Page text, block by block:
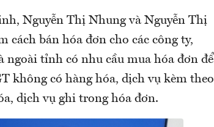
Nguyễn Thị Nhung và Nguyễn Thị
cách bán hóa đơn cho các công ty,
ngoài tỉnh có nhu cầu mua hóa đơn để
không có hàng hóa, dịch vụ kèm theo
dịch vụ ghi trong hóa đơn.